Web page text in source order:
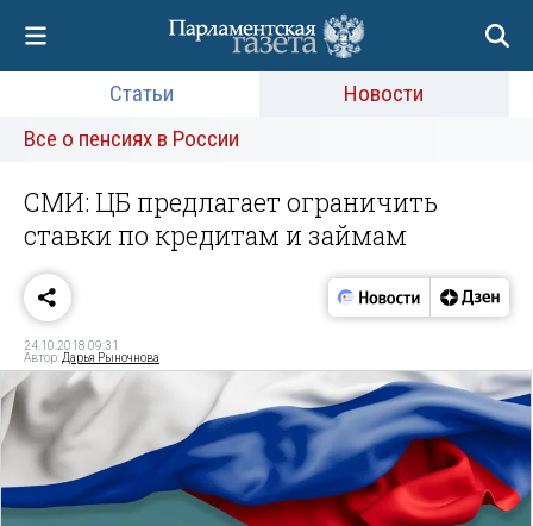
Статьи
Новости
Все о пенсиях в России
СМИ: ЦБ предлагает ограничить
ставки по кредитам и займам
24.10.2018 09:31
Автор: Дарья Рыночнова